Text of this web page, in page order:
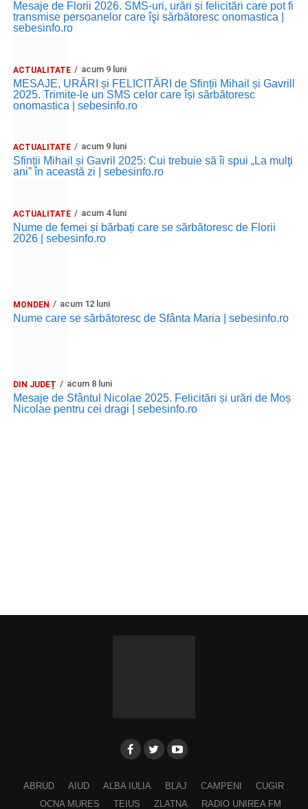
Mesaje de Florii 2026. SMS-uri, urări și felicitări care pot fi
transmise persoanelor care îşi sărbătoresc onomastica |
sebesinfo.ro
ACTUALITATE acum 9 luni
MESAJE, URĂRI și FELICITĂRI de Sfinții Mihail și Gavrill
2025. Trimite-le un SMS celor care își sărbătoresc
onomastica | sebesinfo.ro
ACTUALITATE acum 9 luni
Sfinții Mihail și Gavril 2025: Cui trebuie să îi spui „La mulţi
ani” în această zi | sebesinfo.ro
ACTUALITATE acum 4 luni
Nume de femei și bărbați care se sărbătoresc de Florii
2026 | sebesinfo.ro
MONDEN acum 12 luni
Nume care se sărbătoresc de Sfânta Maria | sebesinfo.ro
DIN JUDEȚ acum 8 luni
Mesaje de Sfântul Nicolae 2025. Felicitări și urări de Moș
Nicolae pentru cei dragi | sebesinfo.ro
ABRUD AIUD ALBA IULIA BLAJ CAMPENI
CUGIR
OCNA MURES
TEIUS ZLATNA RADIO UNIREA FM